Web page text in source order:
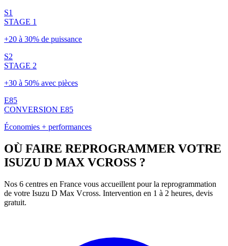
S1
STAGE 1
+20 à 30% de puissance
S2
STAGE 2
+30 à 50% avec pièces
E85
CONVERSION E85
Économies + performances
OÙ FAIRE REPROGRAMMER VOTRE
ISUZU D MAX VCROSS ?
Nos 6 centres en France vous accueillent pour la reprogrammation
de votre Isuzu D Max Vcross. Intervention en 1 à 2 heures, devis
gratuit.